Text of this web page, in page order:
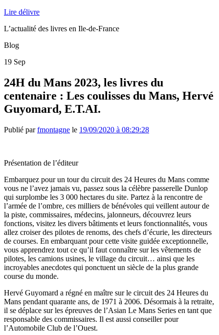
Lire délivre
L’actualité des livres en Ile-de-France
Blog
19 Sep
24H du Mans 2023, les livres du
centenaire : Les coulisses du Mans, Hervé
Guyomard, E.T.AI.
Publié parfmontagne le 19/09/2020 à 08:29:28
Présentation de l’éditeur
Embarquez pour un tour du circuit des 24 Heures du Mans comme
vous ne l’avez jamais vu, passez sous la célèbre passerelle Dunlop
qui surplombe les 3 000 hectares du site. Partez à la rencontre de
l’armée de l’ombre, ces milliers de bénévoles qui veillent autour de
la piste, commissaires, médecins, jalonneurs, découvrez leurs
fonctions, visitez les divers bâtiments et leurs fonctionnalités, vous
allez croiser des pilotes de renoms, des chefs d’écurie, les directeurs
de courses. En embarquant pour cette visite guidée exceptionnelle,
vous apprendrez tout ce qu’il faut connaître sur les vêtements de
pilotes, les camions usines, le village du circuit… ainsi que les
incroyables anecdotes qui ponctuent un siècle de la plus grande
course du monde.
Hervé Guyomard a régné en maître sur le circuit des 24 Heures du
Mans pendant quarante ans, de 1971 à 2006. Désormais à la retraite,
il se déplace sur les épreuves de l’Asian Le Mans Series en tant que
responsable des commissaires. Il est aussi conseiller pour
l’Automobile Club de l’Ouest.